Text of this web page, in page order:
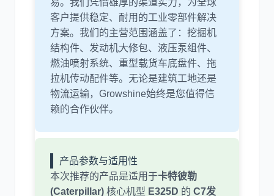
易。我们凭借雄厚的渠道实力，为全球
客户提供稳定、耐用的工业零部件解决
方案。我们的主营范围涵盖了：挖掘机
结构件、发动机大修包、液压泵组件、
燃油喷射系统、重型载货车底盘件、拖
拉机传动配件等。无论是建筑工地还是
物流运输，Growshine始终是您值得信
赖的合作伙伴。
产品参数与适用性
本次推荐的产品是适用于卡特彼勒
(Caterpillar) 核心机型 E325D 的 C7发